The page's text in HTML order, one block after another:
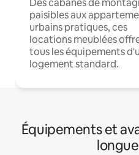
Des cabanes de
paisibles aux
urbains pratiques, ces
locations meublées
tous les équipements
logement standard.
Équipements et